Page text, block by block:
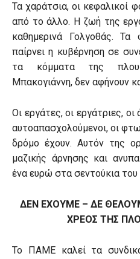
Τα χαράτσια, οι κεφαλικοί
από το άλλο. Η ζωή της
καθημερινά Γολγοθάς. Τα
παίρνει η κυβέρνηση σε
τα κόμματα της
Μπακογιάννη, δεν αφήνουν
Οι εργάτες, οι εργάτριες, οι
αυτοαπασχολούμενοι, οι
δρόμο έχουν. Αυτόν της
μαζικής άρνησης και
ένα ευρώ στα σεντούκια του
ΔΕΝ ΕΧΟΥΜΕ – ΔΕ
ΧΡΕΟΣ ΤΗΣ
To ΠΑΜΕ καλεί τα